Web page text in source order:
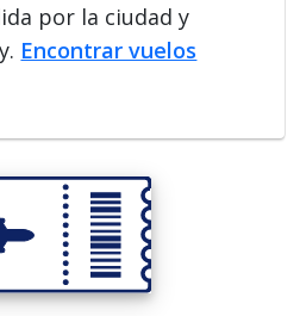
por la ciudad y
Encontrar vuelos